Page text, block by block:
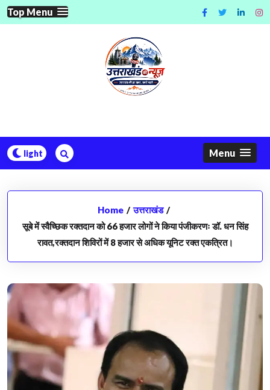
Skip
to
Top Menu
Menu
Home / उत्तराखंड /
सूबे में स्वैच्छिक रक्तदान को 66 हजार लोगों ने किया पंजीकरणः डॉ. धन सिंह
रावत,रक्तदान शिविरों में 8 हजार से अधिक यूनिट रक्त एकत्रित।